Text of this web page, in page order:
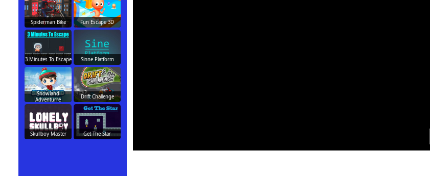
Spiderman Bike Fun Escape 3D
3 Minutes To Escape Sinne Platform
Snowland
Adventurre
Drift Challenge
Skullboy Master Get The Star